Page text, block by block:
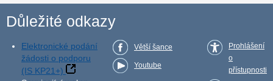
Důležité odkazy
Elektronické podání
žádosti o podporu
(IS KP21+)
Větší šance
Youtube
Prohlášení
o
přístupnosti